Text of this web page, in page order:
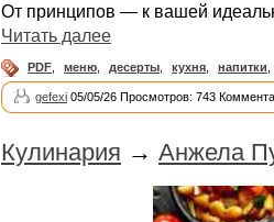
От принципов — к вашей
Читать далее
PDF меню десерты кухня напитки
gefexi 05/05/26 Просмотров: 743
Кулинария → Анжела